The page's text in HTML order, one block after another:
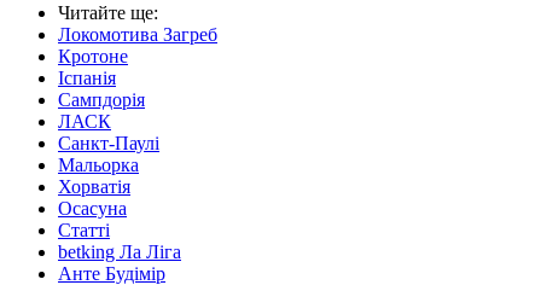
Читайте ще:
Локомотива Загреб
Кротоне
Іспанія
Сампдорія
ЛАСК
Санкт-Паулі
Мальорка
Хорватія
Осасуна
Статті
betking Ла Ліга
Анте Будімір